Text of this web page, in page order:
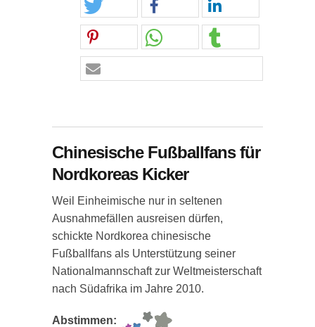
Chinesische Fußballfans für
Nordkoreas Kicker
Weil Einheimische nur in seltenen
Ausnahmefällen ausreisen dürfen,
schickte Nordkorea chinesische
Fußballfans als Unterstützung seiner
Nationalmannschaft zur Weltmeisterschaft
nach Südafrika im Jahre 2010.
Abstimmen: